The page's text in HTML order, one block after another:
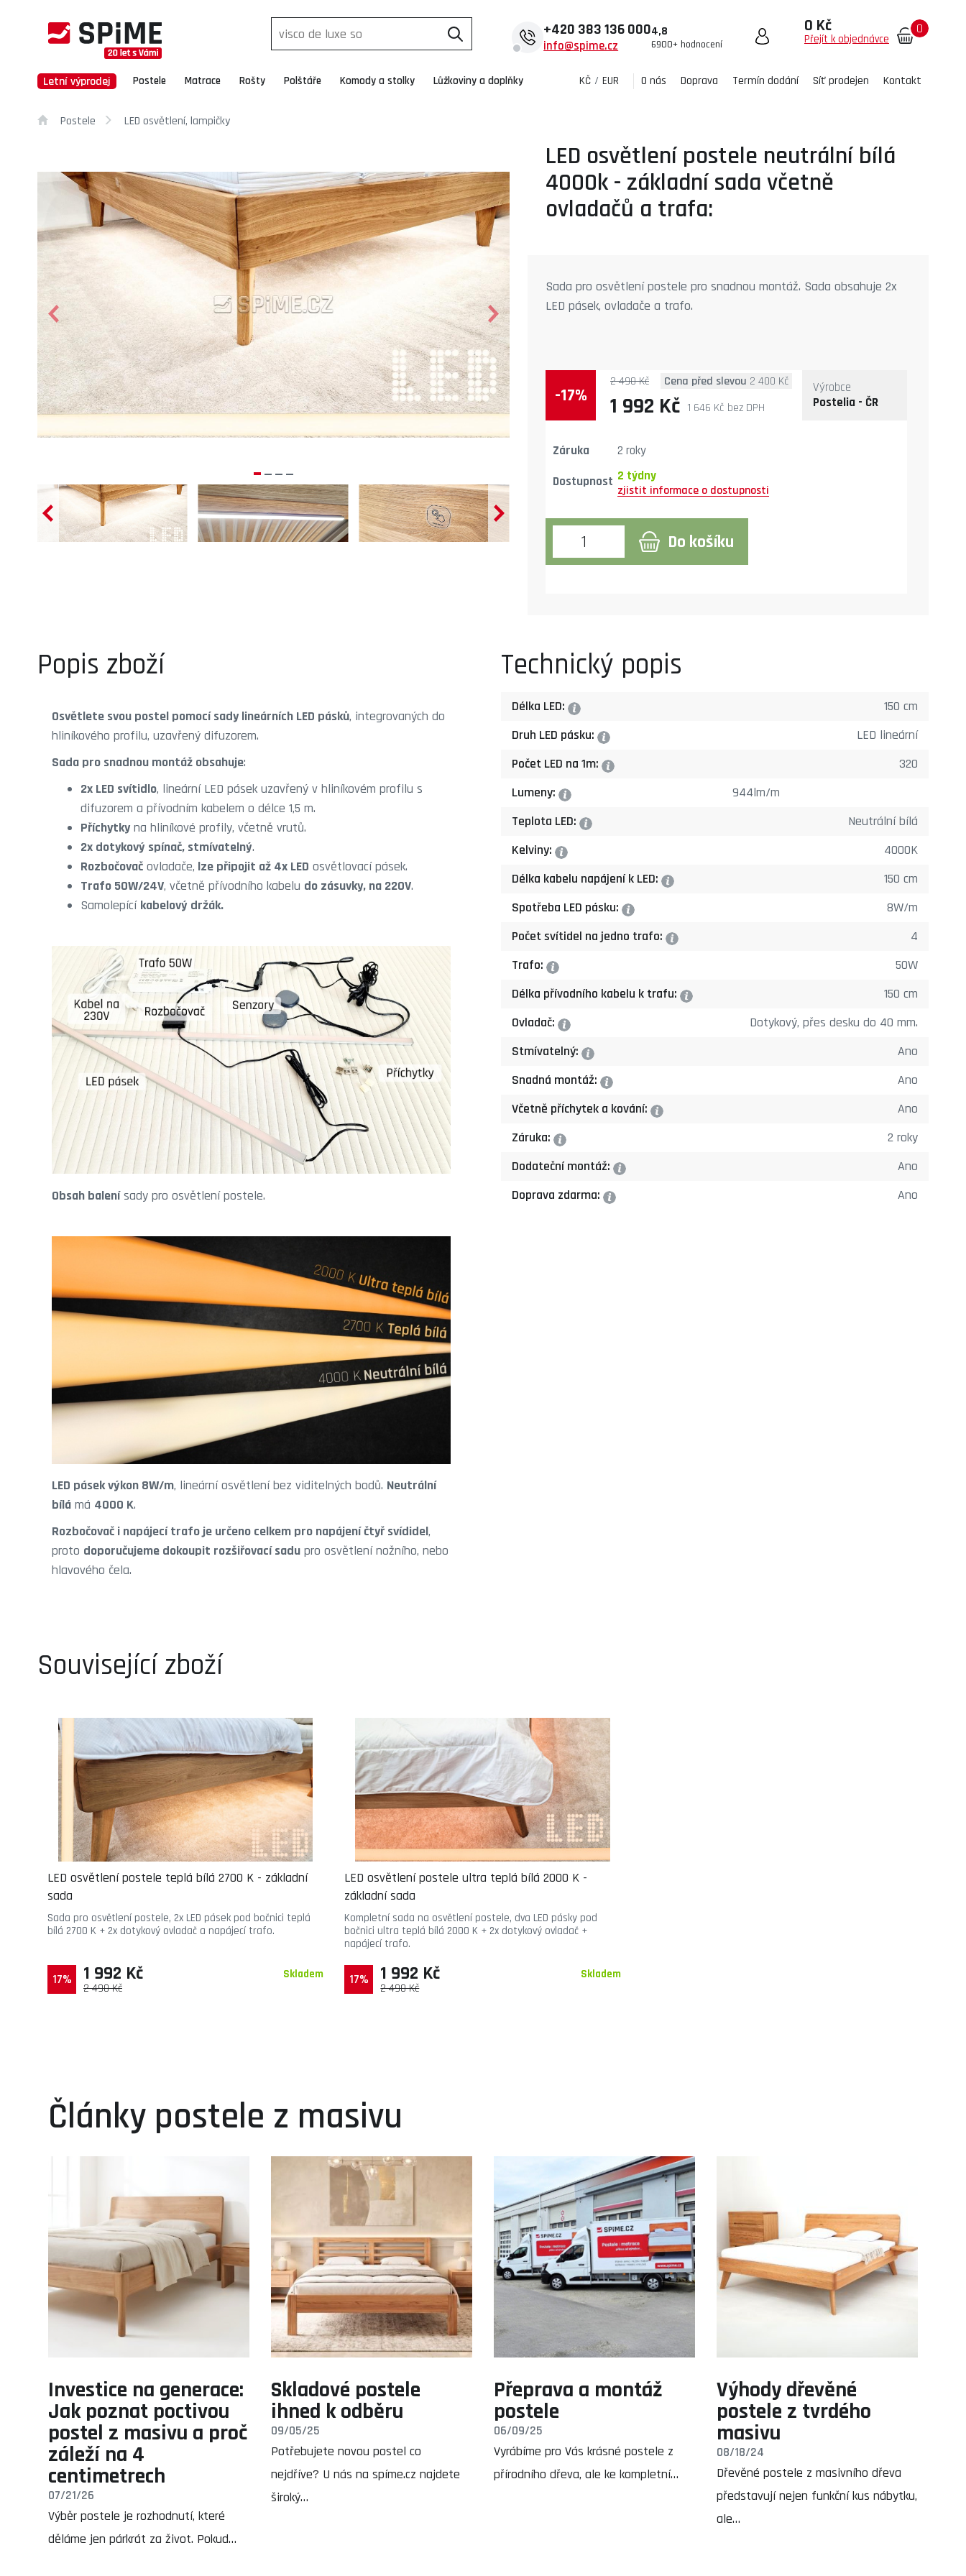
+420 383 136 000
info@spime.cz
4,8
6900+ hodnocení
0 Kč
Přejít k objednávce
0
Letní výprodej Postele Matrace Rošty Polštáře Komody a stolky Lůžkoviny a doplňky KČ / EUR O nás Doprava Termín dodání Síť prodejen Kontakt
Články postele z masivu
Investice na generace:
Jak poznat poctivou
postel z masivu a proč
záleží na 4
centimetrech
07/21/26
Výběr postele je rozhodnutí, které
děláme jen párkrát za život. Pokud…
Skladové postele
ihned k odběru
09/05/25
Potřebujete novou postel co
nejdříve? U nás na spíme.cz najdete
široký…
Přeprava a montáž
postele
06/09/25
Vyrábíme pro Vás krásné postele z
přírodního dřeva, ale ke kompletní…
Výhody dřevěné
postele z tvrdého
masivu
08/18/24
Dřevěné postele z masivního dřeva
představují nejen funkční kus nábytku,
ale…
Postele LED osvětlení, lampičky
LED osvětlení postele neutrální bílá
4000k - základní sada včetně
ovladačů a trafa:
Sada pro osvětlení postele pro snadnou montáž. Sada obsahuje 2x
LED pásek, ovladače a trafo.
-17% 1 992 Kč bez DPH
1 646 Kč
2 490 Kč Cena před slevou 2 400 Kč
Výrobce
Postelia - ČR
Záruka
2 roky
Dostupnost 2 týdny
Do košíku
Popis zboží
Osvětlete svou postel pomocí sady lineárních LED pásků, integrovaných do
hliníkového profilu, uzavřený difuzorem.
Sada pro snadnou montáž obsahuje:
2x LED svítidlo, lineární LED pásek uzavřený v hliníkovém profilu s
difuzorem a přívodním kabelem o délce 1,5 m.
Příchytky na hliníkové profily, včetně vrutů.
2x dotykový spínač, stmívatelný.
Rozbočovač ovladače, lze připojit až 4x LED osvětlovací pásek.
Trafo 50W/24V, včetně přívodního kabelu do zásuvky, na 220V.
Samolepící kabelový držák.
Obsah balenísady pro osvětlení postele.
LED pásek výkon 8W/m, lineární osvětlení bez viditelných bodů. Neutrální
bílá má 4000 K.
Rozbočovač i napájecí trafo je určeno celkem pro napájení čtyř svídidel,
proto doporučujeme dokoupit rozšiřovací sadu pro osvětlení nožního, nebo
hlavového čela.
Technický popis
Délka LED: ?
150 cm
Druh LED pásku: ?
LED lineární
Počet LED na 1m: ?
320
Lumeny: ?
944lm/m
Teplota LED: ?
Neutrální bílá
Kelviny: ?
4000K
Délka kabelu napájení k LED: ?
150 cm
Spotřeba LED pásku: ?
8W/m
Počet svítidel na jedno trafo: ?
4
Trafo: ?
50W
Délka přívodního kabelu k trafu: ?
150 cm
Ovladač: ?
Dotykový, přes desku do 40 mm.
Stmívatelný: ?
Ano
Snadná montáž: ?
Ano
Včetně příchytek a kování: ?
Ano
Záruka: ?
2 roky
Dodateční montáž: ?
Ano
Doprava zdarma: ? Ano
Související zboží
LED osvětlení postele teplá bílá 2700 K - základní
sada
Sada pro osvětlení postele, 2x LED pásek pod bočnici teplá
bílá 2700 K + 2x dotykový ovladač a napájecí trafo.
Skladem
17%
2 490 Kč
1 992 Kč
LED osvětlení postele ultra teplá bílá 2000 K -
základní sada
Kompletní sada na osvětlení postele, dva LED pásky pod
bočnici ultra teplá bílá 2000 K + 2x dotykový ovladač +
napájecí trafo.
Skladem
17%
2 490 Kč
1 992 Kč